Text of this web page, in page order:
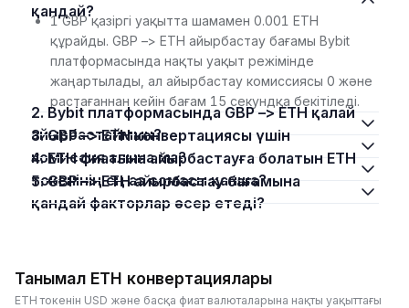
қандай?
1 GBP қазіргі уақытта шамамен 0.001 ETH
құрайды. GBP –> ETH айырбастау бағамы Bybit
платформасында нақты уақыт режімінде
жаңартылады, ал айырбастау комиссиясы 0 және
растағаннан кейін бағам 15 секундқа бекітіледі.
2. Bybit платформасында GBP –> ETH қалай
айырбастаймын?
3. GBP –> ETH конвертациясы үшін
комиссия алына ма?
4. ETH фиатына айырбастауға болатын ETH
токенінің ең аз сомасы қанша?
5. GBP –> ETH айырбастау бағамына
қандай факторлар әсер етеді?
Танымал ETH конвертациялары
ETH токенін USD және басқа фиат валюталарына нақты уақыттағы